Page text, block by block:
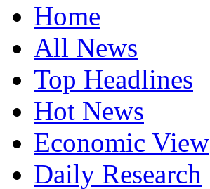
Home
All News
Top Headlines
Hot News
Economic View
Daily Research